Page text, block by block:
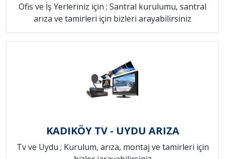
Ofis ve İş Yerleriniz için ; Santral kurulumu, santral
arıza ve tamirleri için bizleri arayabilirsiniz
KADIKÖY TV - UYDU ARIZA
Tv ve Uydu ; Kurulum, arıza, montaj ve tamirleri için